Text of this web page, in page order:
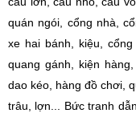
quán ngói, cổng nhà,
xe hai bánh, kiệu,
quang gánh, kiện
dao kéo, hàng đồ chơi,
trâu, lợn... Bức tranh